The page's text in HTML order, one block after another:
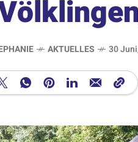
AKTUELLES 30